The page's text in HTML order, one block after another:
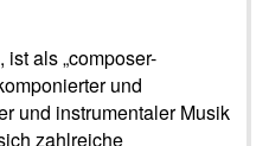
als „composer-
und
und instrumentaler Musik
zahlreiche